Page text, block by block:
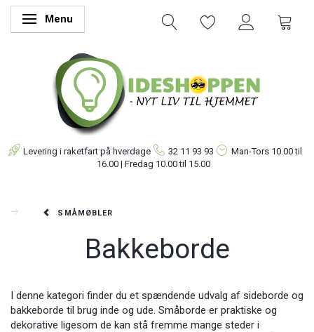
Skifte navigation
Menu
Levering i raketfart på hverdage 32 11 93 93 Man-Tors 10.00 til
16.00 | Fredag 10.00 til 15.00
SMÅMØBLER
Bakkeborde
I denne kategori finder du et spændende udvalg af sideborde og
bakkeborde til brug inde og ude. Småborde er praktiske og
dekorative ligesom de kan stå fremme mange steder i